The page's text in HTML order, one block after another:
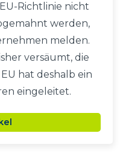
Richtlinie nicht
werden,
melden.
versäumt, die
hat deshalb ein
eingeleitet.